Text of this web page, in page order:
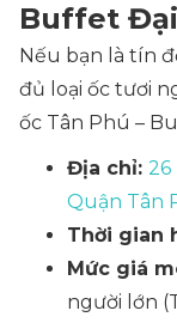
Buffet
Nếu bạn là tín
đủ loại ốc tươi
ốc Tân Phú –
Địa chỉ: 26
Quận Tân
Thời gian
Mức giá
người lớn